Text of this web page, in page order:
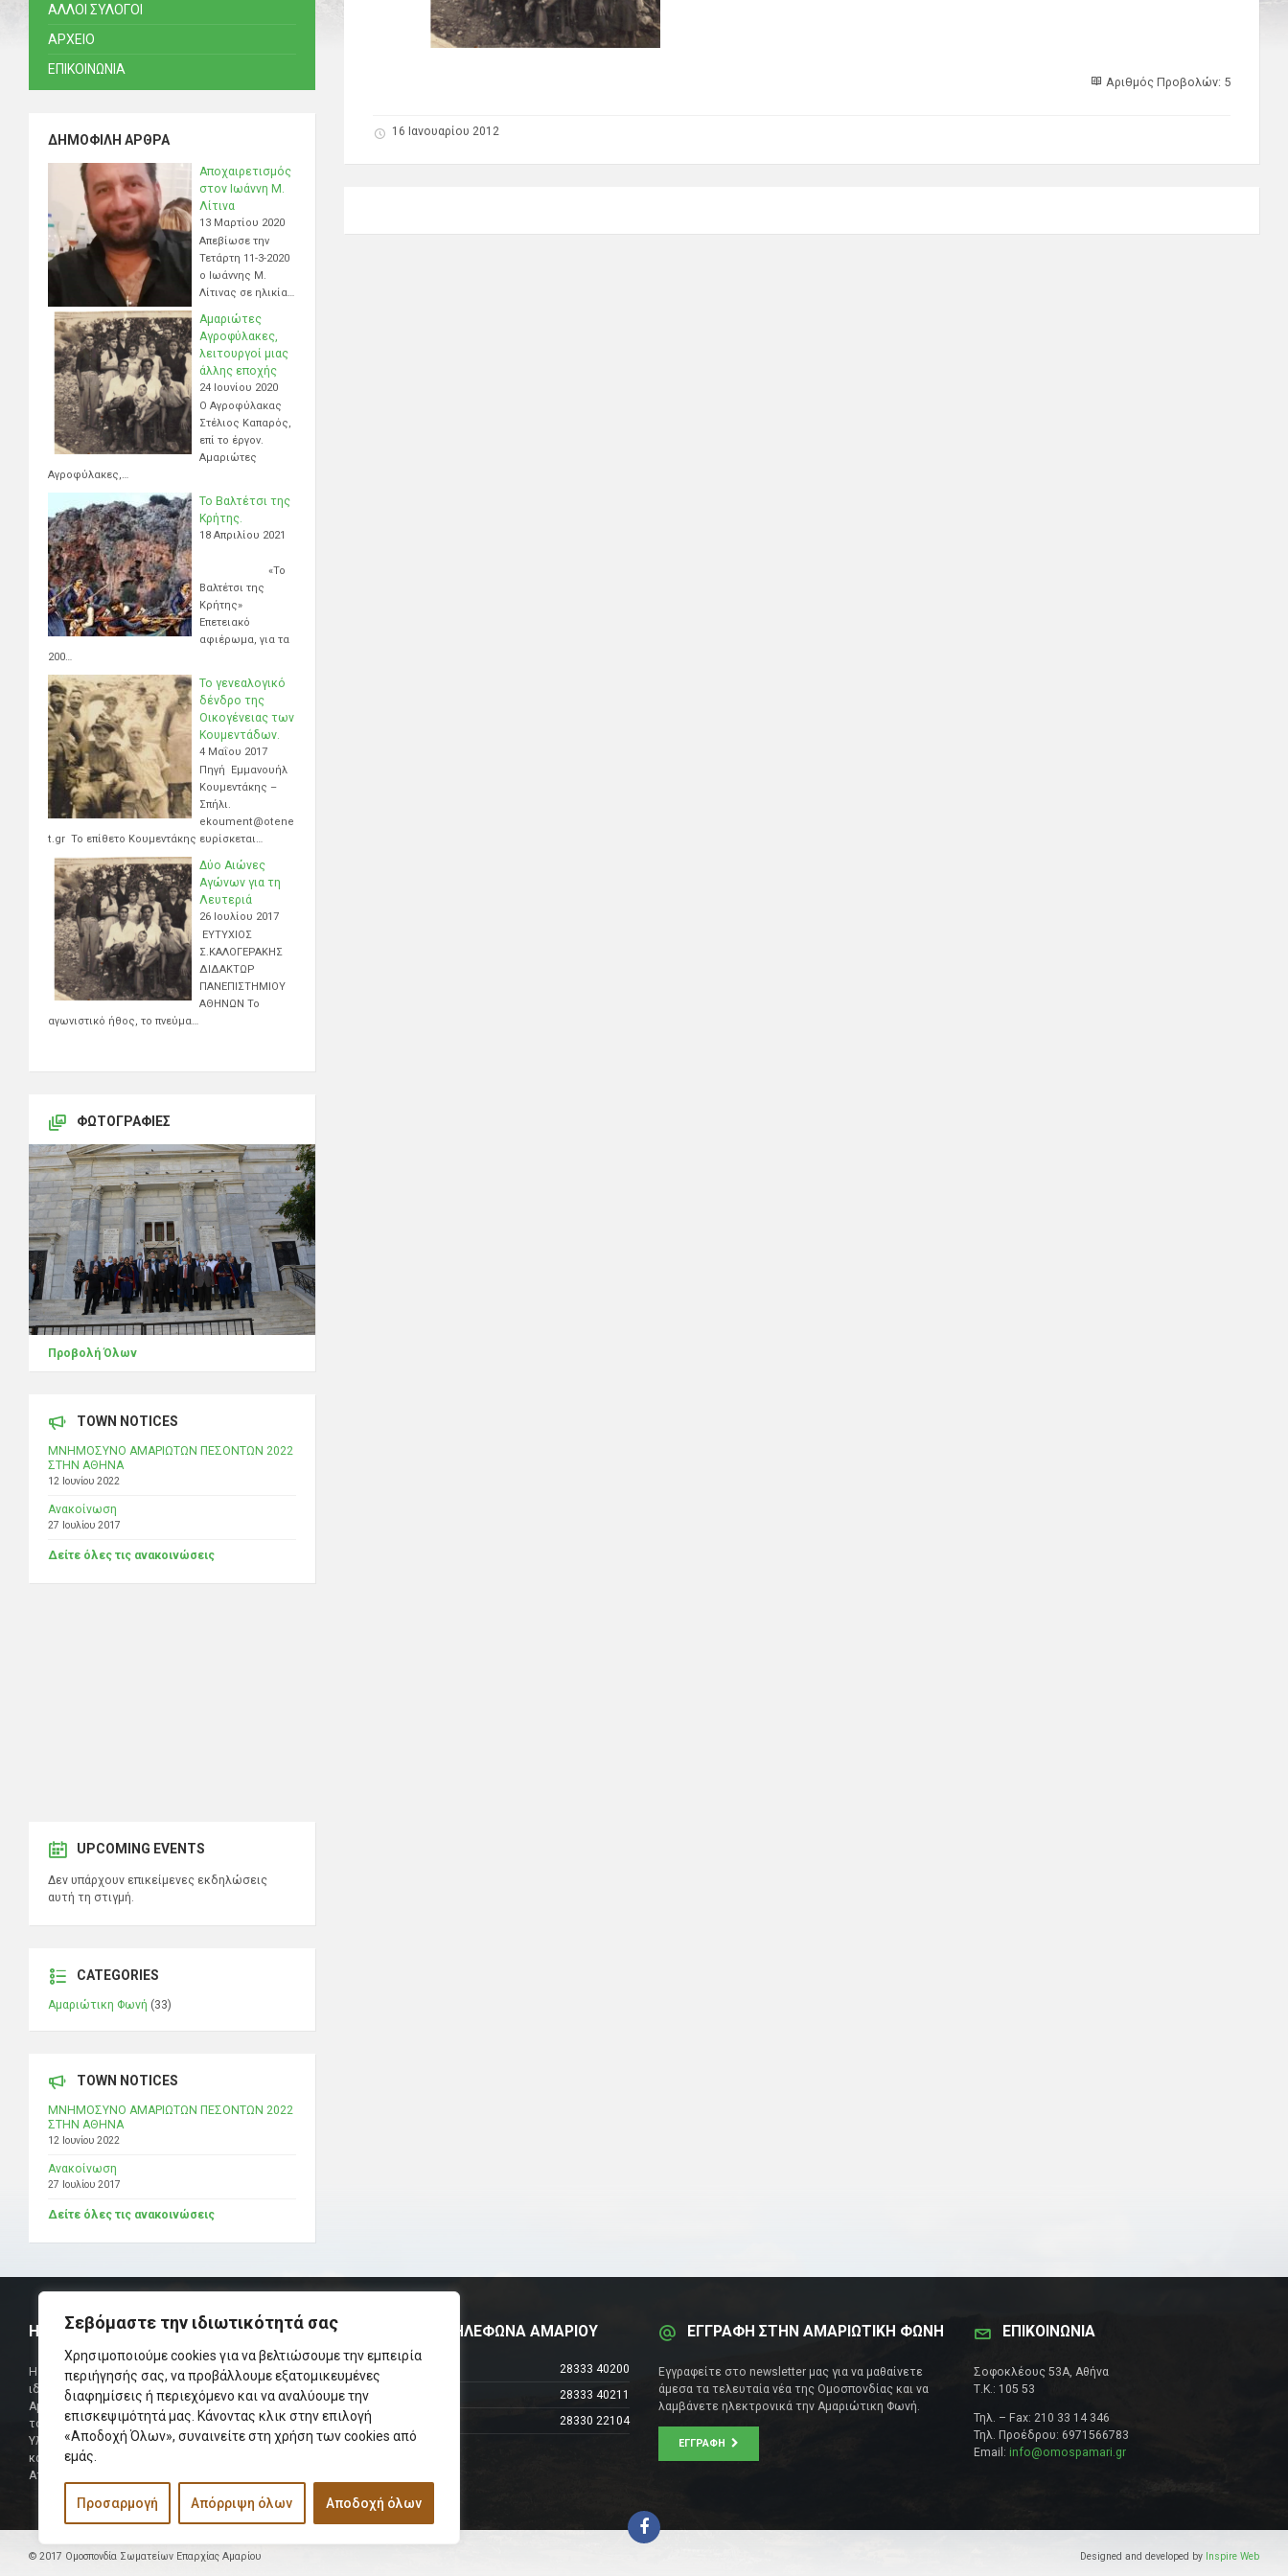
Σεβόμαστε την ιδιωτικότητά σας
Χρησιμοποιούμε cookies για να βελτιώσουμε την εμπειρία
περιήγησής σας, να προβάλλουμε εξατομικευμένες
διαφημίσεις ή περιεχόμενο και να αναλύουμε την
επισκεψιμότητά μας. Κάνοντας κλικ στην επιλογή
«Αποδοχή Όλων», συναινείτε στη χρήση των cookies από
εμάς.
Προσαρμογή Απόρριψη όλων Αποδοχή όλων
Αριθμός Προβολών: 5
16 Ιανουαρίου 2012
ΑΛΛΟΙ ΣΥΛΟΓΟΙ
ΑΡΧΕΙΟ
ΕΠΙΚΟΙΝΩΝΙΑ
ΔΗΜΟΦΙΛΉ ΆΡΘΡΑ
Αποχαιρετισμός
στον Ιωάννη Μ.
Λίτινα
13 Μαρτίου 2020
Απεβίωσε την
Τετάρτη 11-3-2020
ο Ιωάννης Μ.
Λίτινας σε ηλικία…
Αμαριώτες
Αγροφύλακες,
λειτουργοί μιας
άλλης εποχής
24 Ιουνίου 2020
Ο Αγροφύλακας
Στέλιος Καπαρός,
επί το έργον.
Αμαριώτες
Αγροφύλακες,…
Το Βαλτέτσι της
Κρήτης.
18 Απριλίου 2021
«Το
Βαλτέτσι της
Κρήτης»
Επετειακό
αφιέρωμα, για τα
200…
Το γενεαλογικό
δένδρο της
Οικογένειας των
Κουμεντάδων.
4 Μαΐου 2017
Πηγή Εμμανουήλ
Κουμεντάκης –
Σπήλι.
ekoument@otene
t.gr Το επίθετο Κουμεντάκης ευρίσκεται…
Δύο Αιώνες
Αγώνων για τη
Λευτεριά
26 Ιουλίου 2017
ΕΥΤΥΧΙΟΣ
Σ.ΚΑΛΟΓΕΡΑΚΗΣ
ΔΙΔΑΚΤΩΡ
ΠΑΝΕΠΙΣΤΗΜΙΟΥ
ΑΘΗΝΩΝ Το
αγωνιστικό ήθος, το πνεύμα…
ΦΩΤΟΓΡΑΦΊΕΣ
Προβολή Όλων
TOWN NOTICES
ΜΝΗΜΟΣΥΝΟ ΑΜΑΡΙΩΤΩΝ ΠΕΣΟΝΤΩΝ 2022
ΣΤΗΝ ΑΘΗΝΑ
12 Ιουνίου 2022
Ανακοίνωση
27 Ιουλίου 2017
Δείτε όλες τις ανακοινώσεις
UPCOMING EVENTS
Δεν υπάρχουν επικείμενες εκδηλώσεις
αυτή τη στιγμή.
CATEGORIES
Αμαριώτικη Φωνή (33)
TOWN NOTICES
ΜΝΗΜΟΣΥΝΟ ΑΜΑΡΙΩΤΩΝ ΠΕΣΟΝΤΩΝ 2022
ΣΤΗΝ ΑΘΗΝΑ
12 Ιουνίου 2022
Ανακοίνωση
27 Ιουλίου 2017
Δείτε όλες τις ανακοινώσεις
Η ΟΜΟΣΠΟΝΔΙΑ
Η Ομοσπονδία Σωματείων Επαρχίας Αμαρίου
ιδρύθηκε και πήρε τη θέση της Ένωσης
Αμαριωτών, που λειτουργούσε από το 1966 μέχρι
το 1984.
Υλοποιήθηκε σε συνεργασία των μελών του Δ.Σ
και των Δ.Σ των Αμαριώτικων Σωματείων της
Αττικής.
ΧΡΗΣΙΜΑ ΤΗΛΕΦΩΝΑ ΑΜΑΡΙΟΥ
Τηλεφωνικό Κέντρο
28333 40200
Δήμαρχος
28333 40211
Φαξ
28330 22104
ΕΓΓΡΑΦΗ ΣΤΗΝ ΑΜΑΡΙΩΤΙΚΗ ΦΩΝΗ
Εγγραφείτε στο newsletter μας για να μαθαίνετε
άμεσα τα τελευταία νέα της Ομοσπονδίας και να
λαμβάνετε ηλεκτρονικά την Αμαριώτικη Φωνή.
ΕΓΓΡΑΦΉ
ΕΠΙΚΟΙΝΩΝΊΑ
Σοφοκλέους 53Α, Αθήνα
Τ.Κ.: 105 53
Τηλ. – Fax: 210 33 14 346
Τηλ. Προέδρου: 6971566783
Email: info@omospamari.gr
© 2017 Ομοσπονδία Σωματείων Επαρχίας Αμαρίου Designed and developed by Inspire Web